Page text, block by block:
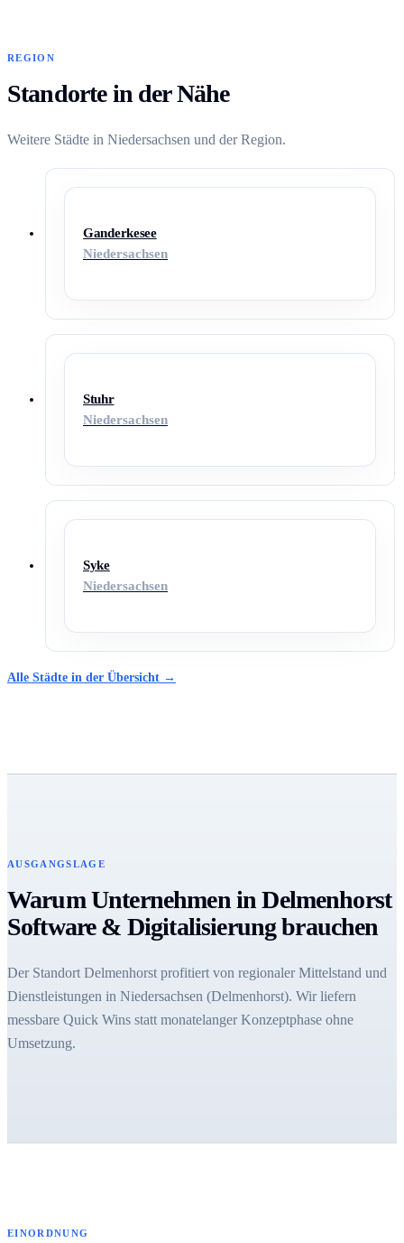
REGION
Standorte in der Nähe
Weitere Städte in Niedersachsen und der Region.
Ganderkesee
Niedersachsen
Stuhr
Niedersachsen
Syke
Niedersachsen
Alle Städte in der Übersicht →
AUSGANGSLAGE
Warum Unternehmen in Delmenhorst
Software & Digitalisierung brauchen
Der Standort Delmenhorst profitiert von regionaler Mittelstand und
Dienstleistungen in Niedersachsen (Delmenhorst). Wir liefern
messbare Quick Wins statt monatelanger Konzeptphase ohne
Umsetzung.
EINORDNUNG